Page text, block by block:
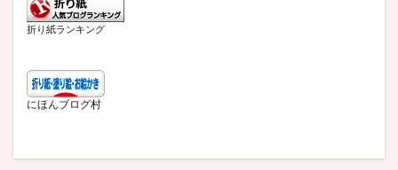
折り紙ランキング
にほんブログ村